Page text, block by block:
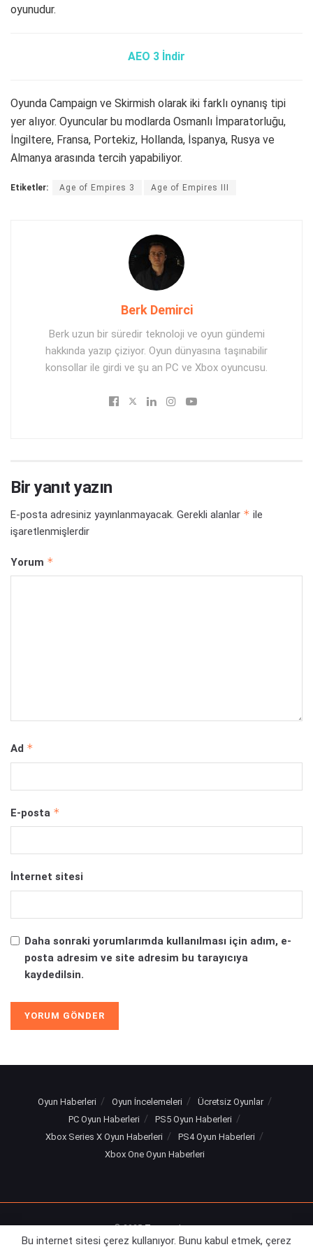
oyunudur.
AEO 3 İndir
Oyunda Campaign ve Skirmish olarak iki farklı oynanış tipi
yer alıyor. Oyuncular bu modlarda Osmanlı İmparatorluğu,
İngiltere, Fransa, Portekiz, Hollanda, İspanya, Rusya ve
Almanya arasında tercih yapabiliyor.
Etiketler: Age of Empires 3 Age of Empires III
Berk Demirci
Berk uzun bir süredir teknoloji ve oyun gündemi
hakkında yazıp çiziyor. Oyun dünyasına taşınabilir
konsollar ile girdi ve şu an PC ve Xbox oyuncusu.
Bir yanıt yazın
E-posta adresiniz yayınlanmayacak. Gerekli alanlar * ile
işaretlenmişlerdir
Yorum *
Ad *
E-posta *
İnternet sitesi
Daha sonraki yorumlarımda kullanılması için adım, e-
posta adresim ve site adresim bu tarayıcıya
kaydedilsin.
Oyun Haberleri
Call of Duty: Vanguard
Çıkıyor
İkinci Dünya Savaşı dönemine yeni dönüş nasıl
Bu internet sitesi çerez kullanıyor. Bunu kabul etmek, çerez